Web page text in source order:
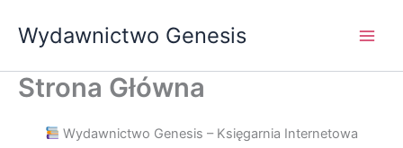
Wydawnictwo Genesis
Strona Główna
Wydawnictwo Genesis – Księgarnia Internetowa